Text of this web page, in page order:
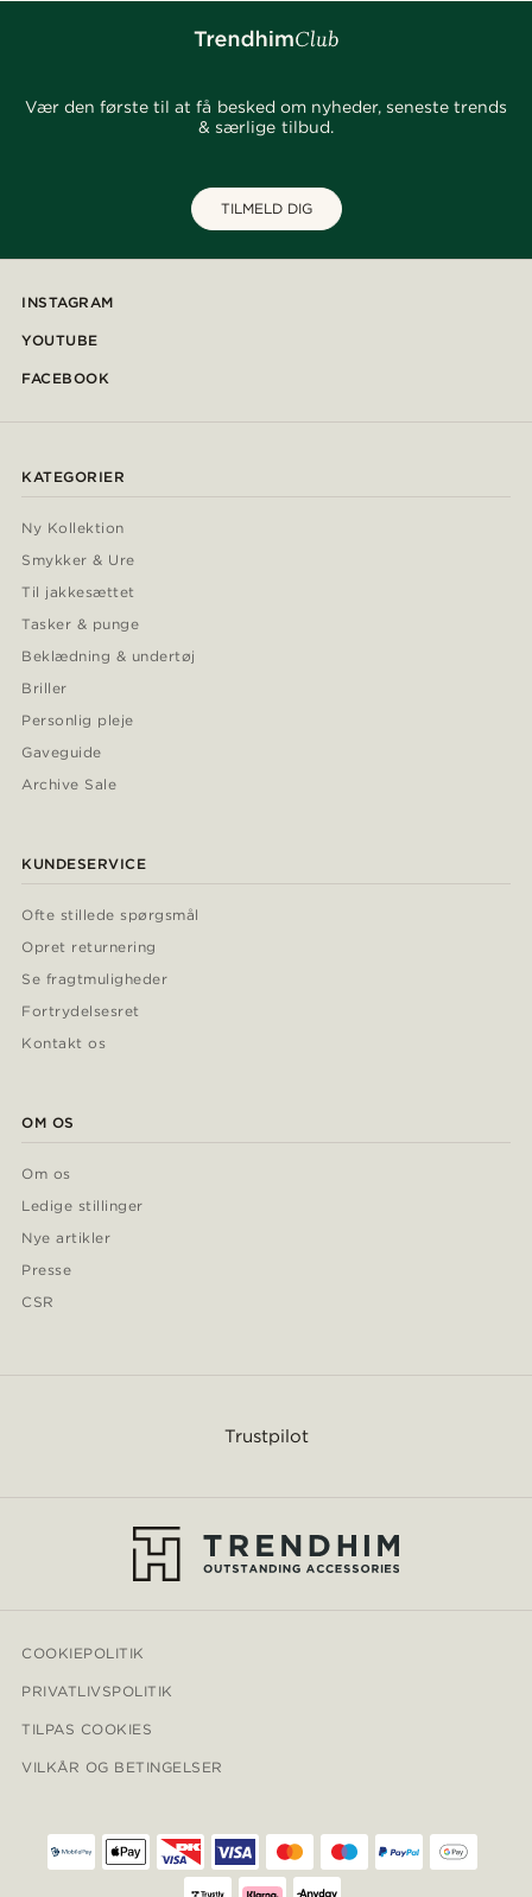
Vær den første til at få besked om nyheder, seneste trends
& særlige tilbud.
TILMELD DIG
INSTAGRAM
YOUTUBE
FACEBOOK
KATEGORIER
Ny Kollektion
Smykker & Ure
Til jakkesættet
Tasker & punge
Beklædning & undertøj
Briller
Personlig pleje
Gaveguide
Archive Sale
KUNDESERVICE
Ofte stillede spørgsmål
Opret returnering
Se fragtmuligheder
Fortrydelsesret
Kontakt os
OM OS
Om os
Ledige stillinger
Nye artikler
Presse
CSR
Trustpilot
COOKIEPOLITIK
PRIVATLIVSPOLITIK
TILPAS COOKIES
VILKÅR OG BETINGELSER